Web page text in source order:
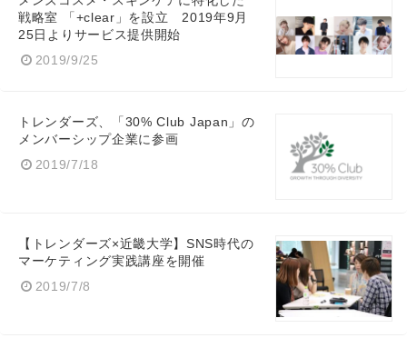
戦略室 「+clear」を設立 2019年9月
25日よりサービス提供開始
2019/9/25
トレンダーズ、「30% Club Japan」の
メンバーシップ企業に参画
2019/7/18
【トレンダーズ×近畿大学】SNS時代の
マーケティング実践講座を開催
2019/7/8